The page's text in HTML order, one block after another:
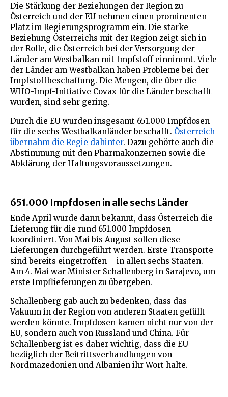
Die Stärkung der Beziehungen der Region zu
Österreich und der EU nehmen einen prominenten
Platz im Regierungsprogramm ein. Die starke
Beziehung Österreichs mit der Region zeigt sich in
der Rolle, die Österreich bei der Versorgung der
Länder am Westbalkan mit Impfstoff einnimmt. Viele
der Länder am Westbalkan haben Probleme bei der
Impfstoffbeschaffung. Die Mengen, die über die
WHO-Impf-Initiative Covax für die Länder beschafft
wurden, sind sehr gering.
Durch die EU wurden insgesamt 651.000 Impfdosen
für die sechs Westbalkanländer beschafft. Österreich
übernahm die Regie dahinter. Dazu gehörte auch die
Abstimmung mit den Pharmakonzernen sowie die
Abklärung der Haftungsvoraussetzungen.
651.000 Impfdosen in alle sechs Länder
Ende April wurde dann bekannt, dass Österreich die
Lieferung für die rund 651.000 Impfdosen
koordiniert. Von Mai bis August sollen diese
Lieferungen durchgeführt werden. Erste Transporte
sind bereits eingetroffen – in allen sechs Staaten.
Am 4. Mai war Minister Schallenberg in Sarajevo, um
erste Impflieferungen zu übergeben.
Schallenberg gab auch zu bedenken, dass das
Vakuum in der Region von anderen Staaten gefüllt
werden könnte. Impfdosen kamen nicht nur von der
EU, sondern auch von Russland und China. Für
Schallenberg ist es daher wichtig, dass die EU
bezüglich der Beitrittsverhandlungen von
Nordmazedonien und Albanien ihr Wort halte.